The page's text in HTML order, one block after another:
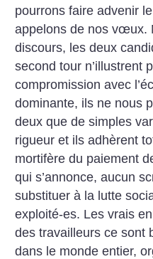
pourrons faire advenir
appelons de nos vœux.
discours, les deux
second tour n’illustrent
compromission avec
dominante, ils ne nous
deux que de simples
rigueur et ils adhèrent
mortifère du paiement
qui s’annonce, aucun
substituer à la lutte
exploité-es. Les vrais
des travailleurs ce sont
dans le monde entier,